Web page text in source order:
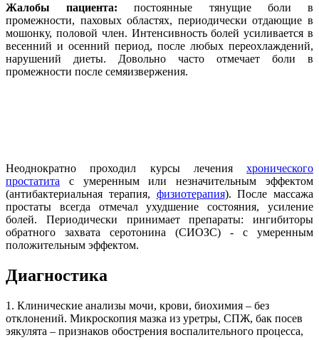
Жалобы пациента: постоянные тянущие боли в
промежности, паховых областях, периодически отдающие в
мошонку, половой член. Интенсивность болей усиливается в
весенний и осенний период, после любых переохлаждений,
нарушений диеты. Довольно часто отмечает боли в
промежности после семяизвержения.
Неоднократно проходил курсы лечения хронического
простатита с умеренным или незначительным эффектом
(антибактериальная терапия, физиотерапия). После массажа
простаты всегда отмечал ухудшение состояния, усиление
болей. Периодически принимает препараты: ингибиторы
обратного захвата серотонина (СИОЗС) - с умеренным
положительным эффектом.
Диагностика
1. Клинические анализы мочи, крови, биохимия – без
отклонений. Микроскопия мазка из уретры, СПЖ, бак посев
эякулята – признаков обострения воспалительного процесса,